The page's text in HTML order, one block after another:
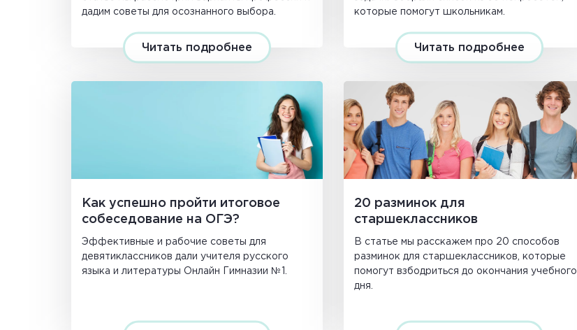
дадим советы для осознанного выбора.
Читать подробнее
которые помогут школьникам.
Читать подробнее
Как успешно пройти итоговое
собеседование на ОГЭ?
Эффективные и рабочие советы для
девятиклассников дали учителя русского
языка и литературы Онлайн Гимназии №1.
20 разминок для
старшеклассников
В статье мы расскажем про 20 способов
разминок для старшеклассников, которые
помогут взбодриться до окончания учебного
дня.